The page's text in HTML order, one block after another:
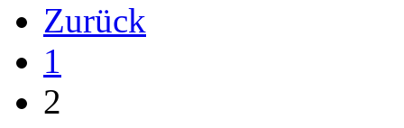
Zurück
1
2